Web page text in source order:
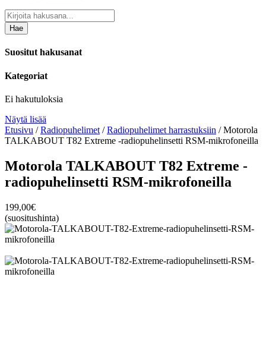
Hae
Suositut hakusanat
Kategoriat
Ei hakutuloksia
Näytä lisää
Etusivu /Radiopuhelimet /Radiopuhelimet harrastuksiin / Motorola
TALKABOUT T82 Extreme -radiopuhelinsetti RSM-mikrofoneilla
Motorola TALKABOUT T82 Extreme -
radiopuhelinsetti RSM-mikrofoneilla
199,00€
(suositushinta)